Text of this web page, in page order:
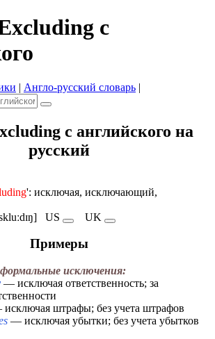
с
| Англо-русский словарь |
с английского на
русский
': исключая, исключающий,
US UK
Примеры
исключения:
— исключая ответственность; за
штрафы; без учета штрафов
— исключая убытки; без учета убытков